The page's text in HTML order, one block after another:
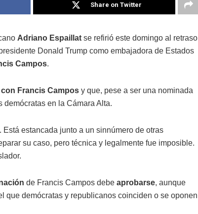
Share on Twitter
Adriano Espaillat se refirió este domingo al retraso
Donald Trump como embajadora de Estados
Campos.
Francis Campos y que, pese a ser una nominada
en la Cámara Alta.
. Está estancada junto a un sinnúmero de otras
su caso, pero técnica y legalmente fue imposible.
de Francis Campos debe aprobarse, aunque
que demócratas y republicanos coinciden o se oponen